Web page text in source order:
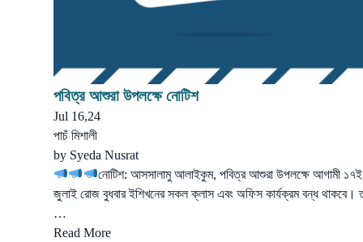
পবিত্র আশুরা উপলক্ষে নোটিশ
Jul 16,24
পাচঁ মিশালী
by Syeda Nusrat
নোটিশ: আসসালামু আলাইকুম, পবিত্র আশুরা উপলক্ষে আগামী ১৭ই
জুলাই রোজ বুধবার ইশিখনের সকল ক্লাস এবং অফিস কার্যক্রম বন্ধ থাকবে।
…
Read More